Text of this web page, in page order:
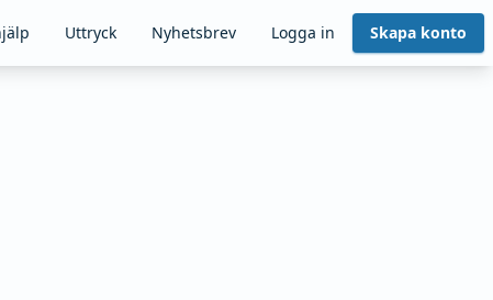
Uttryck Nyhetsbrev Logga in Skapa konto